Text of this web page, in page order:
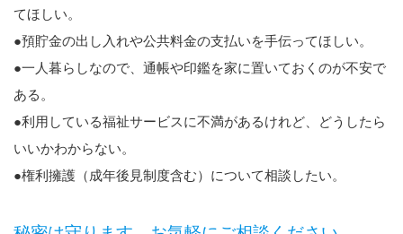
てほしい。
●預貯金の出し入れや公共料金の支払いを手伝ってほしい。
●一人暮らしなので、通帳や印鑑を家に置いておくのが不安で
ある。
●利用している福祉サービスに不満があるけれど、どうしたら
いいかわからない。
●権利擁護（成年後見制度含む）について相談したい。